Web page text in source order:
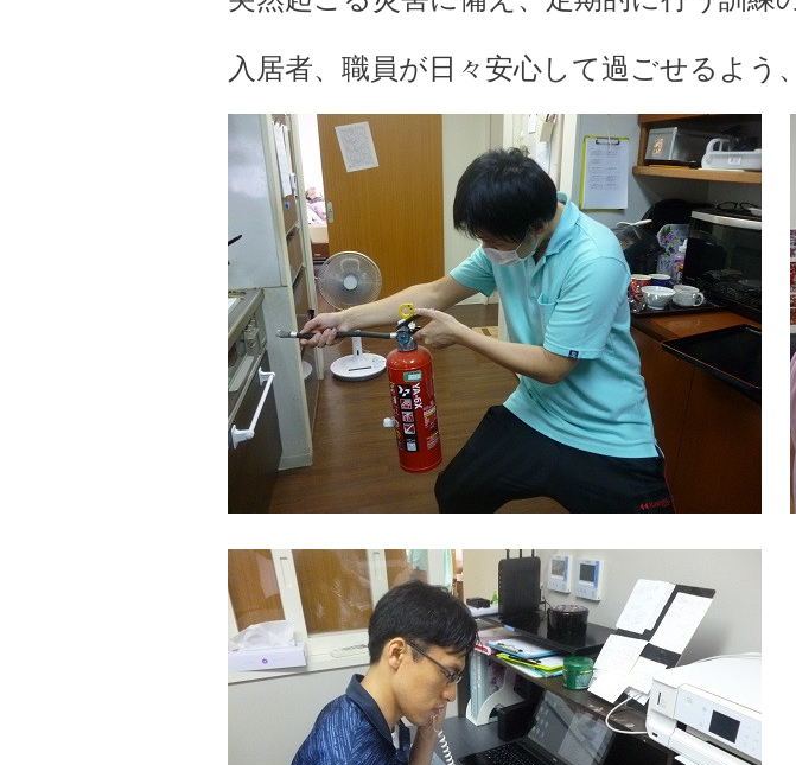
入居者、職員が日々安心して過ごせるよう